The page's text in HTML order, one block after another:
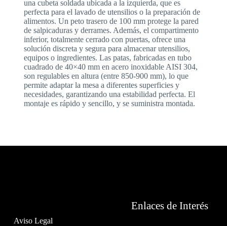
una cubeta soldada ubicada a la izquierda, que es
perfecta para el lavado de utensilios o la preparación de
alimentos. Un peto trasero de 100 mm protege la pared
de salpicaduras y derrames. Además, el compartimento
inferior, totalmente cerrado con puertas, ofrece una
solución discreta y segura para almacenar utensilios,
equipos o ingredientes. Las patas, fabricadas en tubo
cuadrado de 40×40 mm en acero inoxidable AISI 304,
son regulables en altura (entre 850-900 mm), lo que
permite adaptar la mesa a diferentes superficies y
necesidades, garantizando una estabilidad perfecta. El
montaje es rápido y sencillo, y se suministra montada.
Enlaces de Interés
Aviso Legal